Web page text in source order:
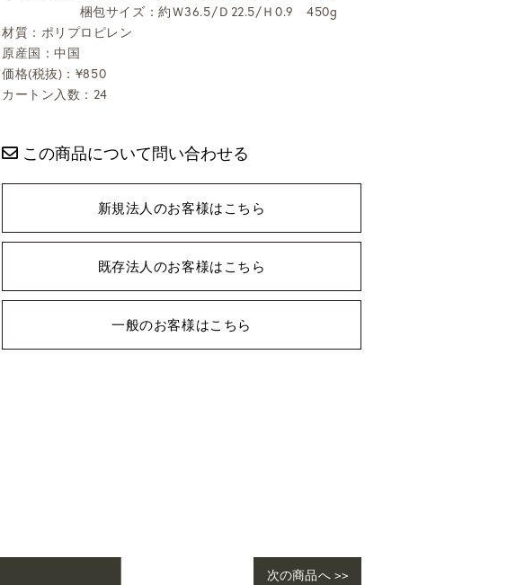
梱包サイズ：約Ｗ36.5/Ｄ22.5/Ｈ0.9 450g
材質：ポリプロピレン
原産国：中国
価格(税抜)：¥850
カートン入数：24
この商品について問い合わせる
新規法人のお客様はこちら
既存法人のお客様はこちら
一般のお客様はこちら
次の商品へ >>